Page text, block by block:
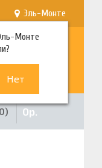
Эль-Монте
Монте
0 0р.